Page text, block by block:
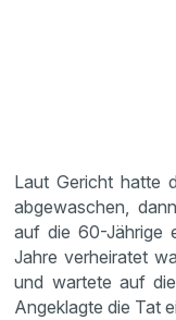
Laut Gericht hatte
abgewaschen,
auf die 60-Jährige
Jahre verheiratet
und wartete auf
Angeklagte die Tat